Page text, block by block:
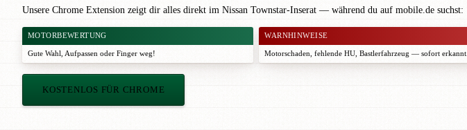
Unsere Chrome Extension zeigt dir alles direkt im Nissan Townstar-Inserat — während du auf mobile.de suchst:
MOTORBEWERTUNG
Gute Wahl Aufpassen oder Finger weg!
WARNHINWEISE
Motorschaden, fehlende HU, Bastlerfahrzeug — sofort erkannt.
KOSTENLOS FÜR CHROME